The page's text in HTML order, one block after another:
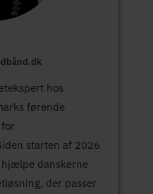
hos
førende
starten af 2026
danskerne
der passer